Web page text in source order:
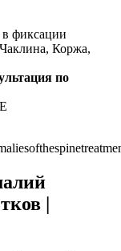
в фиксации
Коржа,
по
|